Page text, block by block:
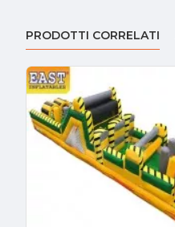
PRODOTTI CORRELATI